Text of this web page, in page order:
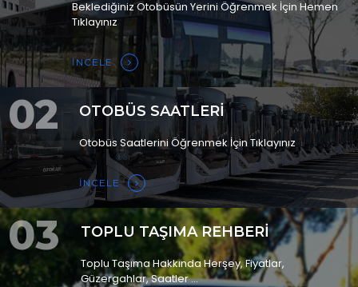
Beklediğiniz Otobüsün Yerini Öğrenmek İçin Hemen
Tıklayınız
İNCELE
02 OTOBÜS SAATLERİ
Otobüs Saatlerini Öğrenmek İçin Tıklayınız
İNCELE
03 TOPLU TAŞIMA REHBERİ
Toplu Taşıma Hakkında Herşey, Fiyatlar,
Güzergahlar, Saatler ...